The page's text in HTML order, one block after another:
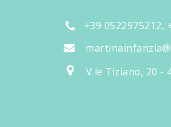
+39 0522975212,
V.le Tiziano, 20 -